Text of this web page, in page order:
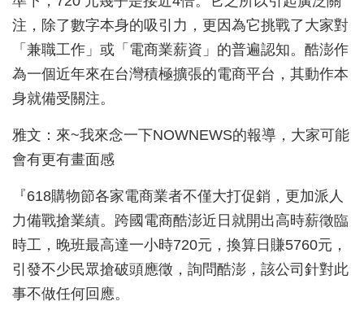
注，除了數字本身的吸引力，更因為它挑戰了大家對
「兼職工作」或「電商業薪資」的普遍認知。酷澎作
為一個近年來在台灣積極擴張的電商平台，其動作本
身就備受關注。
雅文：來~我來念一下NOWNEWS的報導，大家可能
會有更有畫面感
『618購物節各家電商業者不僅大打促銷，更加派人
力備戰搶業績。跨國電商酷澎近日就開出高時薪徵臨
時工，晚班最高達一小時720元，換算日賺5760元，
引發不少民眾搶破頭應徵，詢問酷澎，該公司針對此
事不做任何回應。